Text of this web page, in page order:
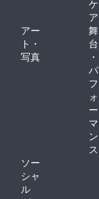
ケ
ア
アー
ト・
写真
舞
台
・
パ
フ
ォ
ー
マ
ン
ス
ソー
シャ
ル